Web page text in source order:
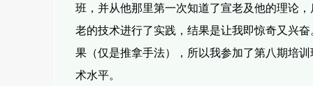
班，并从他那里第一次知道了宣老及他的理论
老的技术进行了实践，结果是让我即惊奇又兴奋
果（仅是推拿手法），所以我参加了第八期培
术水平。